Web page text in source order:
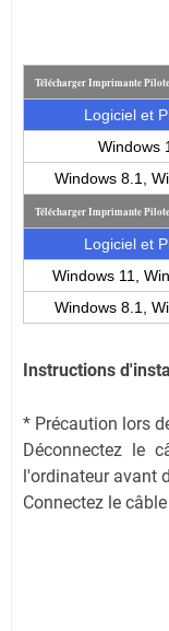
Télécharger Imprimante
Logiciel et
Windows
Windows 8.1,
Télécharger Imprimante
Logiciel et
Windows 11,
Windows 8.1,
Instructions
* Précaution lors
Déconnectez le
l'ordinateur avant
Connectez le